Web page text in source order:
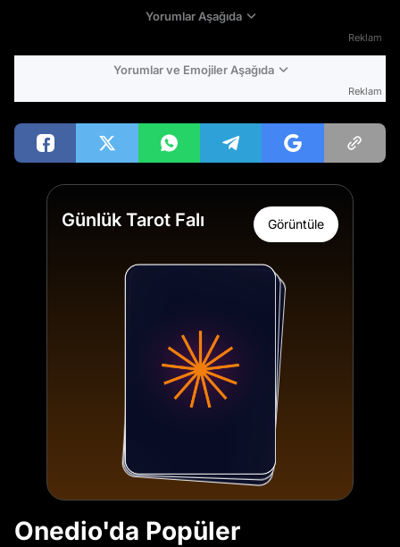
Yorumlar Aşağıda
Reklam
Yorumlar ve Emojiler Aşağıda
Reklam
Günlük Tarot Falı Görüntüle
Onedio'da Popüler